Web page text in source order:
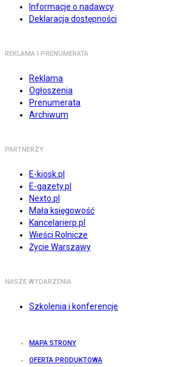
Informacje o nadawcy
Deklaracja dostępności
REKLAMA I PRENUMERATA
Reklama
Ogłoszenia
Prenumerata
Archiwum
PARTNERZY
E-kiosk.pl
E-gazety.pl
Nexto.pl
Mała księgowość
Kancelarierp.pl
Wieści Rolnicze
Życie Warszawy
NASZE WYDARZENIA
Szkolenia i konferencje
MAPA STRONY
OFERTA PRODUKTOWA